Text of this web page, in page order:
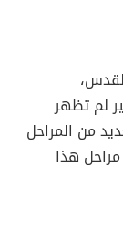
لم تظهر
من المراحل
هذا